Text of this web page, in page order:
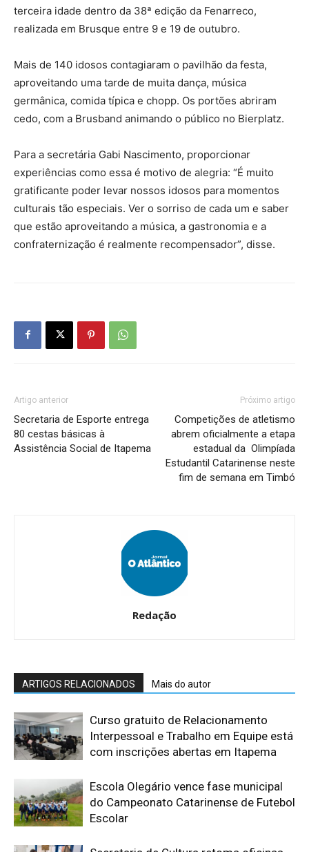
terceira idade dentro da 38ª edição da Fenarreco,
realizada em Brusque entre 9 e 19 de outubro.
Mais de 140 idosos contagiaram o pavilhão da festa,
aproveitando uma tarde de muita dança, música
germânica, comida típica e chopp. Os portões abriram
cedo, com a Brusband animando o público no Bierplatz.
Para a secretária Gabi Nascimento, proporcionar
experiências como essa é motivo de alegria: “É muito
gratificante poder levar nossos idosos para momentos
culturais tão especiais. Ver o sorriso de cada um e saber
que estão aproveitando a música, a gastronomia e a
confraternização é realmente recompensador”, disse.
Artigo anterior
Secretaria de Esporte entrega
80 cestas básicas à
Assistência Social de Itapema
Próximo artigo
Competições de atletismo
abrem oficialmente a etapa
estadual da Olimpíada
Estudantil Catarinense neste
fim de semana em Timbó
Redação
ARTIGOS RELACIONADOS Mais do autor
Curso gratuito de Relacionamento
Interpessoal e Trabalho em Equipe está
com inscrições abertas em Itapema
Escola Olegário vence fase municipal
do Campeonato Catarinense de Futebol
Escolar